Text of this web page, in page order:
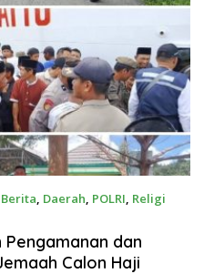
Berita, Daerah, POLRI, Religi
dan
Calon Haji